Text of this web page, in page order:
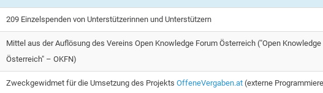
209 Einzelspenden von Unterstützerinnen und Unterstützern
Mittel aus der Auflösung des Vereins Open Knowledge Forum Österreich ("Open Knowledge
Österreich" – OKFN)
Zweckgewidmet für die Umsetzung des Projekts OffeneVergaben.at(externe